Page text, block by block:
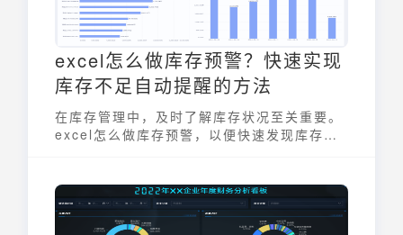
excel怎么做库存预警？快速实现
库存不足自动提醒的方法
在库存管理中，及时了解库存状况至关重要。
excel怎么做库存预警，以便快速发现库存不
Excel，可以利用简单的公式和条件格式设
置，实现库存不足的自动提醒功能，从而提升
库存管理的效率和准确性。